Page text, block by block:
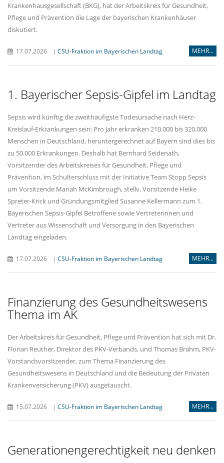
Krankenhausgesellschaft (BKG), hat der Arbeitskreis für Gesundheit,
Pflege und Prävention die Lage der bayerischen Krankenhäuser
diskutiert.
17.07.2026 | CSU-Fraktion im Bayerischen Landtag MEHR...
1. Bayerischer Sepsis-Gipfel im Landtag
Sepsis wird künftig die zweithäufigste Todesursache nach Herz-
Kreislauf-Erkrankungen sein: Pro Jahr erkranken 210.000 bis 320.000
Menschen in Deutschland, heruntergerechnet auf Bayern sind dies bis
zu 50.000 Erkrankungen. Deshalb hat Bernhard Seidenath,
Vorsitzender des Arbeitskreises für Gesundheit, Pflege und
Prävention, im Schulterschluss mit der Initiative Team Stopp Sepsis
um Vorsitzende Mariah McKimbrough, stellv. Vorsitzende Heike
Spreter-Krick und Gründungsmitglied Susanne Kellermann zum 1.
Bayerischen Sepsis-Gipfel Betroffene sowie Vertreterinnen und
Vertreter aus Wissenschaft und Versorgung in den Bayerischen
Landtag eingeladen.
17.07.2026 | CSU-Fraktion im Bayerischen Landtag MEHR...
Finanzierung des Gesundheitswesens
Thema im AK
Der Arbeitskreis für Gesundheit, Pflege und Prävention hat sich mit Dr.
Florian Reuther, Direktor des PKV-Verbands, und Thomas Brahm, PKV-
Vorstandsvorsitzender, zum Thema Finanzierung des
Gesundheitswesens in Deutschland und die Bedeutung der Privaten
Krankenversicherung (PKV) ausgetauscht.
15.07.2026 | CSU-Fraktion im Bayerischen Landtag MEHR...
Generationengerechtigkeit neu denken